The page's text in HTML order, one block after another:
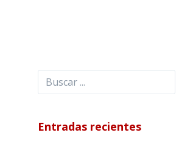
Buscar
Entradas recientes